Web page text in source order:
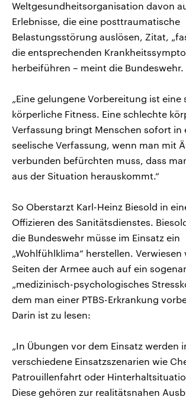
Weltgesundheitsorganisation davon
Erlebnisse, die eine posttraumatische
Belastungsstörung auslösen, Zitat,
die entsprechenden
herbeiführen – meint die Bundeswehr.
„Eine gelungene Vorbereitung ist eine
körperliche Fitness. Eine schlechte
Verfassung bringt Menschen sofort in
seelische Verfassung, wenn man mit
verbunden befürchten muss, dass
aus der Situation herauskommt.“
So Oberstarzt Karl-Heinz Biesold in
Offizieren des Sanitätsdienstes.
die Bundeswehr müsse im Einsatz ein
„Wohlfühlklima“ herstellen. Verwiesen
Seiten der Armee auch auf ein
„medizinisch-psychologisches
dem man einer PTBS-Erkrankung
Darin ist zu lesen:
„In Übungen vor dem Einsatz werden
verschiedene Einsatzszenarien wie
Patrouillenfahrt oder
Diese gehören zur realitätsnahen